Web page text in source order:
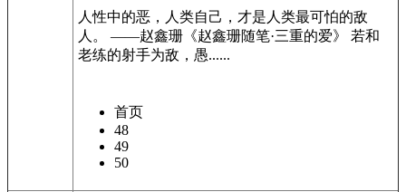
人性中的恶，人类自己，才是人类最可怕的敌
人。 ——赵鑫珊《赵鑫珊随笔·三重的爱》 若和
老练的射手为敌，愚......
首页
48
49
50